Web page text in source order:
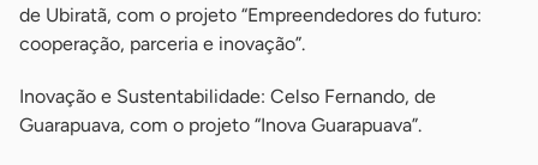
de Ubiratã, com o projeto “Empreendedores do futuro:
cooperação, parceria e inovação”.
Inovação e Sustentabilidade: Celso Fernando, de
Guarapuava, com o projeto “Inova Guarapuava”.